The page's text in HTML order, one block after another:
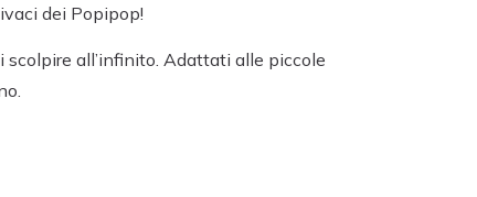
dei Popipop!
all’infinito. Adattati alle piccole